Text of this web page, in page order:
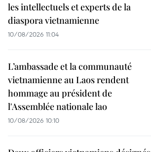
les intellectuels et experts de la
diaspora vietnamienne
10/08/2026 11:04
L’ambassade et la communauté
vietnamienne au Laos rendent
hommage au président de
l'Assemblée nationale lao
10/08/2026 10:10